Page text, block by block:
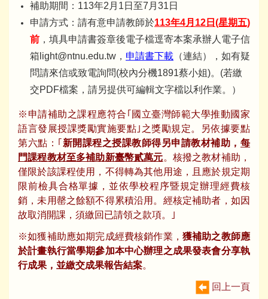
補助期間：113年2月1日至7月31日
申請方式：請有意申請教師於113年4月12日 (星期五)
前 ，填具申請書簽章後電子檔逕寄本案承辦人電子信
箱 light@ntnu.edu.tw ， 申請書下載 （連結），如有疑
問請來信或致電詢問(校內分機1891蔡小姐)。(若繳
交PDF檔案，請另提供可編輯文字檔以利作業。）
※申請補助之課程應符合｢國立臺灣師範大學推動國家
語言發展授課獎勵實施要點｣之獎勵規定。另依據要點
第六點：｢ 新開課程之授課教師得另申請教材補助，每
門課程教材至多補助新臺幣貳萬元。核撥之教材補助，
僅限於該課程使用，不得轉為其他用途，且應於規定期
限前檢具合格單據，並依學校程序暨規定辦理經費核
銷，未用罄之餘額不得累積沿用。經核定補助者，如因
故取消開課，須繳回已請領之款項。｣
※如獲補助應如期完成經費核銷作業， 獲補助之教師應
於計畫執行當學期參加本中心辦理之成果發表會分享執
行成果，並繳交成果報告結案。
回上一頁